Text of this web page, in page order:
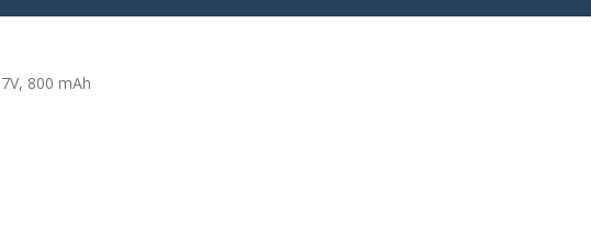
Detewe DTS11
Telekom Comfort Pro CM
510
800 mAh